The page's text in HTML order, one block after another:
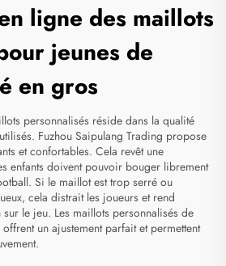
ligne des maillots
jeunes de
en gros
personnalisés réside dans la qualité
Fuzhou Saipulang Trading propose
et confortables. Cela revêt une
enfants doivent pouvoir bouger librement
Si le maillot est trop serré ou
cela distrait les joueurs et rend
le jeu. Les maillots personnalisés de
un ajustement parfait et permettent